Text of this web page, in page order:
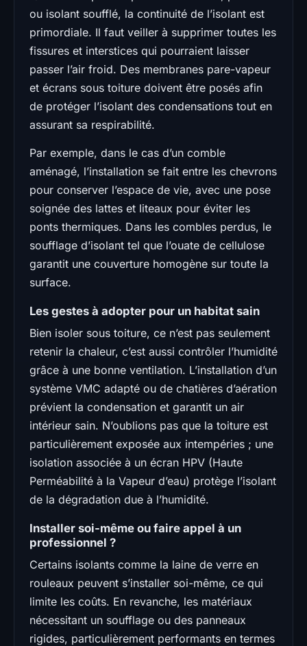
ou isolant soufflé, la continuité de l’isolant est
primordiale. Il faut veiller à supprimer toutes les
fissures et interstices qui pourraient laisser
passer l’air froid. Des membranes pare-vapeur
et écrans sous toiture doivent être posés afin
de protéger l’isolant des condensations tout en
assurant sa respirabilité.
Par exemple, dans le cas d’un comble
aménagé, l’installation se fait entre les chevrons
pour conserver l’espace de vie, avec une pose
soignée des lattes et liteaux pour éviter les
ponts thermiques. Dans les combles perdus, le
soufflage d’isolant tel que l’ouate de cellulose
garantit une couverture homogène sur toute la
surface.
Les gestes à adopter pour un habitat sain
Bien isoler sous toiture, ce n’est pas seulement
retenir la chaleur, c’est aussi contrôler l’humidité
grâce à une bonne ventilation. L’installation d’un
système VMC adapté ou de chatières d’aération
prévient la condensation et garantit un air
intérieur sain. N’oublions pas que la toiture est
particulièrement exposée aux intempéries ; une
isolation associée à un écran HPV (Haute
Perméabilité à la Vapeur d’eau) protège l’isolant
de la dégradation due à l’humidité.
Installer soi-même ou faire appel à un
professionnel ?
Certains isolants comme la laine de verre en
rouleaux peuvent s’installer soi-même, ce qui
limite les coûts. En revanche, les matériaux
nécessitant un soufflage ou des panneaux
rigides, particulièrement performants en termes